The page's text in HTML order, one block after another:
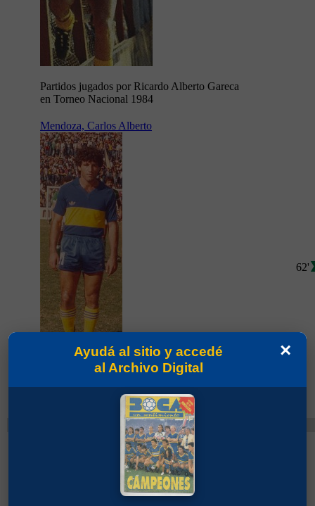
Partidos jugados por Ricardo Alberto Gareca
en Torneo Nacional 1984
Mendoza, Carlos Alberto
Partidos jugados por Carlos Alberto Mendoza
en Torneo Nacional 1984
62'
Cambios
Krasouski, Ariel José
×
Ayudá al sitio y accedé
al Archivo Digital